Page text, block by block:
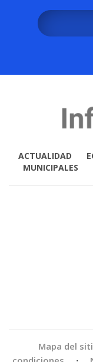
ACTUALIDAD
MUNICIPALES
Mapa del